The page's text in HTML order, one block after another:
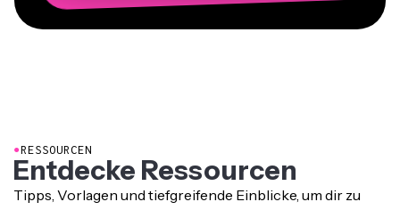
Entdecke Ressourcen
Tipps, Vorlagen und tiefgreifende Einblicke, um dir zu
helfen, schneller zu erstellen und selbstbewusst zu